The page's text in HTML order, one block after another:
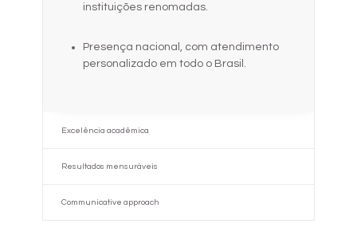
instituições renomadas.
Presença nacional, com atendimento
personalizado em todo o Brasil.
Excelência acadêmica
Resultados mensuráveis
Communicative approach